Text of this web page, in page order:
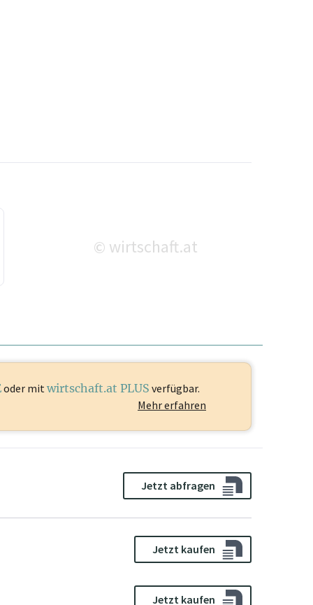
© wirtschaft.at
oder mit wirtschaft.at PLUS verfügbar.
Mehr erfahren
Jetzt abfragen
Jetzt kaufen
Jetzt kaufen